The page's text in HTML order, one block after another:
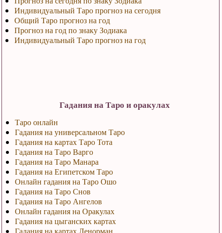
Индивидуальный Таро прогноз на сегодня
Общий Таро прогноз на год
Прогноз на год по знаку Зодиака
Индивидуальный Таро прогноз на год
Гадания на Таро и оракулах
Таро онлайн
Гадания на универсальном Таро
Гадания на картах Таро Тота
Гадания на Таро Варго
Гадания на Таро Манара
Гадания на Египетском Таро
Онлайн гадания на Таро Ошо
Гадания на Таро Снов
Гадания на Таро Ангелов
Онлайн гадания на Оракулах
Гадания на цыганских картах
Гадания на картах Ленорман